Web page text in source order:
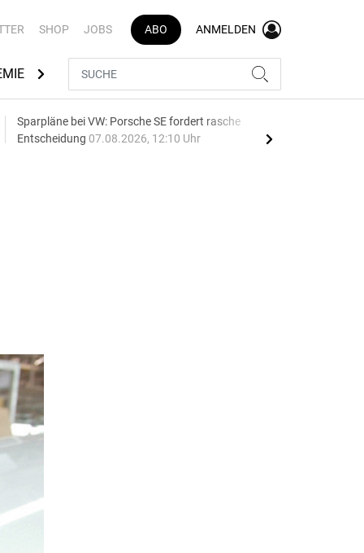
SHOP JOBS ABO ANMELDEN
AUTOMARKEN
Sparpläne bei VW: Porsche SE fordert rasche
Entscheidung 07.08.2026, 12:10 Uhr